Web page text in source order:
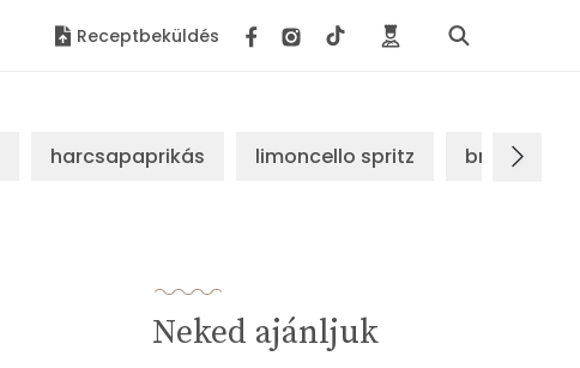
Receptbeküldés
harcsapaprikás limoncello spritz brassói
Neked ajánljuk